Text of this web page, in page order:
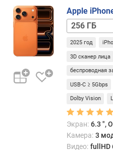
д
л
н
и
й
Apple
512 ГБ1 ТБ
2025 год
3D сканер лица
беспроводная
USB-C ≥ 5Gbps
Dolby Vision
Экран: 6.3 ",
Камера: 3
Видео: fullHD